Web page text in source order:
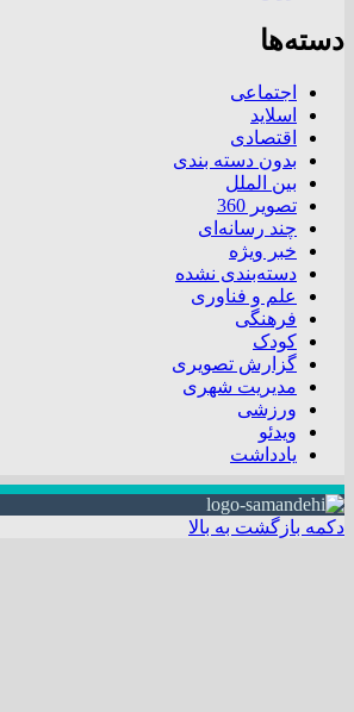
دسته‌ها
اجتماعی
اسلاید
اقتصادی
بدون دسته بندی
بین الملل
تصویر 360
چند رسانه‌ای
خبر ویژه
دسته‌بندی نشده
علم و فناوری
فرهنگی
کودک
گزارش تصویری
مدیریت شهری
ورزشی
ویدئو
یادداشت
دکمه بازگشت به بالا